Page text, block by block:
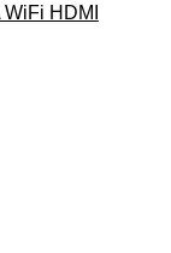
HDMI